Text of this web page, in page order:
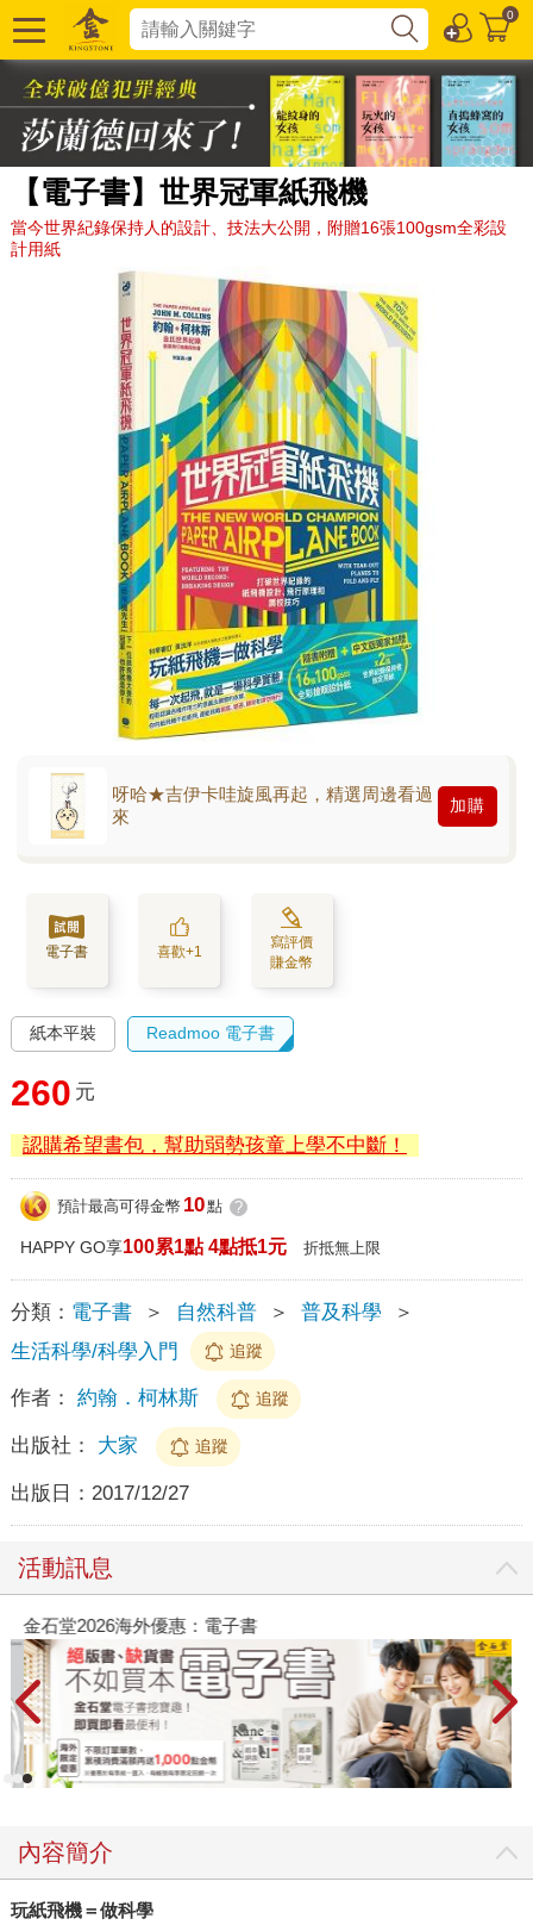
0
【電子書】世界冠軍紙飛機
當今世界紀錄保持人的設計、技法大公開，附贈16張100gsm全彩設
計用紙
呀哈★吉伊卡哇旋風再起，精選周邊看過
來
加購
電子書 喜歡+1
寫評價
賺金幣
紙本平裝 Readmoo 電子書
260 元
認購希望書包，幫助弱勢孩童上學不中斷！
預計最高可得金幣 10點 ?
HAPPY GO享100累1點 4點抵1元 折抵無上限
分類： 電子書 ＞ 自然科普 ＞ 普及科學
＞
生活科學/科學入門
追蹤
作者： 約翰．柯林斯 追蹤
出版社： 大家 追蹤
出版日： 2017/12/27
活動訊息
金石堂2026海外優惠：電子書
內容簡介
玩紙飛機＝做科學